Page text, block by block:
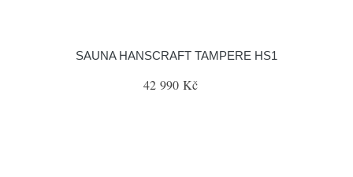
SAUNA HANSCRAFT TAMPERE HS1
42 990 Kč